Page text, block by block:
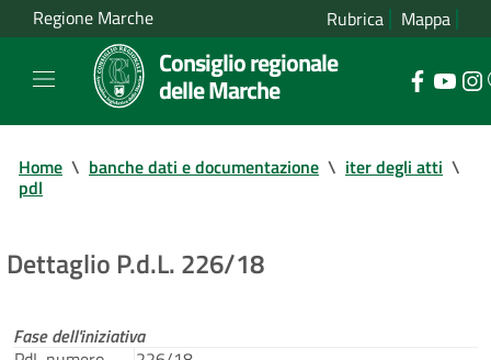
Regione Marche Rubrica Mappa
Consiglio regionale
delle Marche
Home \ banche dati e documentazione \ iter degli atti \
pdl
Dettaglio P.d.L. 226/18
Fase dell'iniziativa